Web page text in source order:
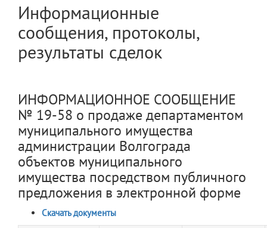
Информационные
сообщения, протоколы,
результаты сделок
ИНФОРМАЦИОННОЕ СООБЩЕНИЕ
№ 19-58 о продаже департаментом
муниципального имущества
администрации Волгограда
объектов муниципального
имущества посредством публичного
предложения в электронной форме
Скачать документы